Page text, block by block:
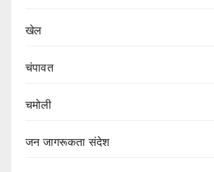
खेल
चंपावत
चमोली
जन जागरूकता संदेश